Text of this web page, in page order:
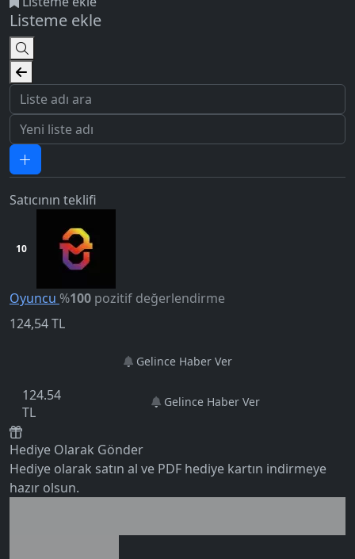
Listeme ekle
Satıcının teklifi
10
Oyuncu %100 pozitif değerlendirme
124,54TL
Gelince Haber Ver
124.54
TL
Gelince Haber Ver
Hediye Olarak Gönder
Hediye olarak satın al ve PDF hediye kartın indirmeye
hazır olsun.